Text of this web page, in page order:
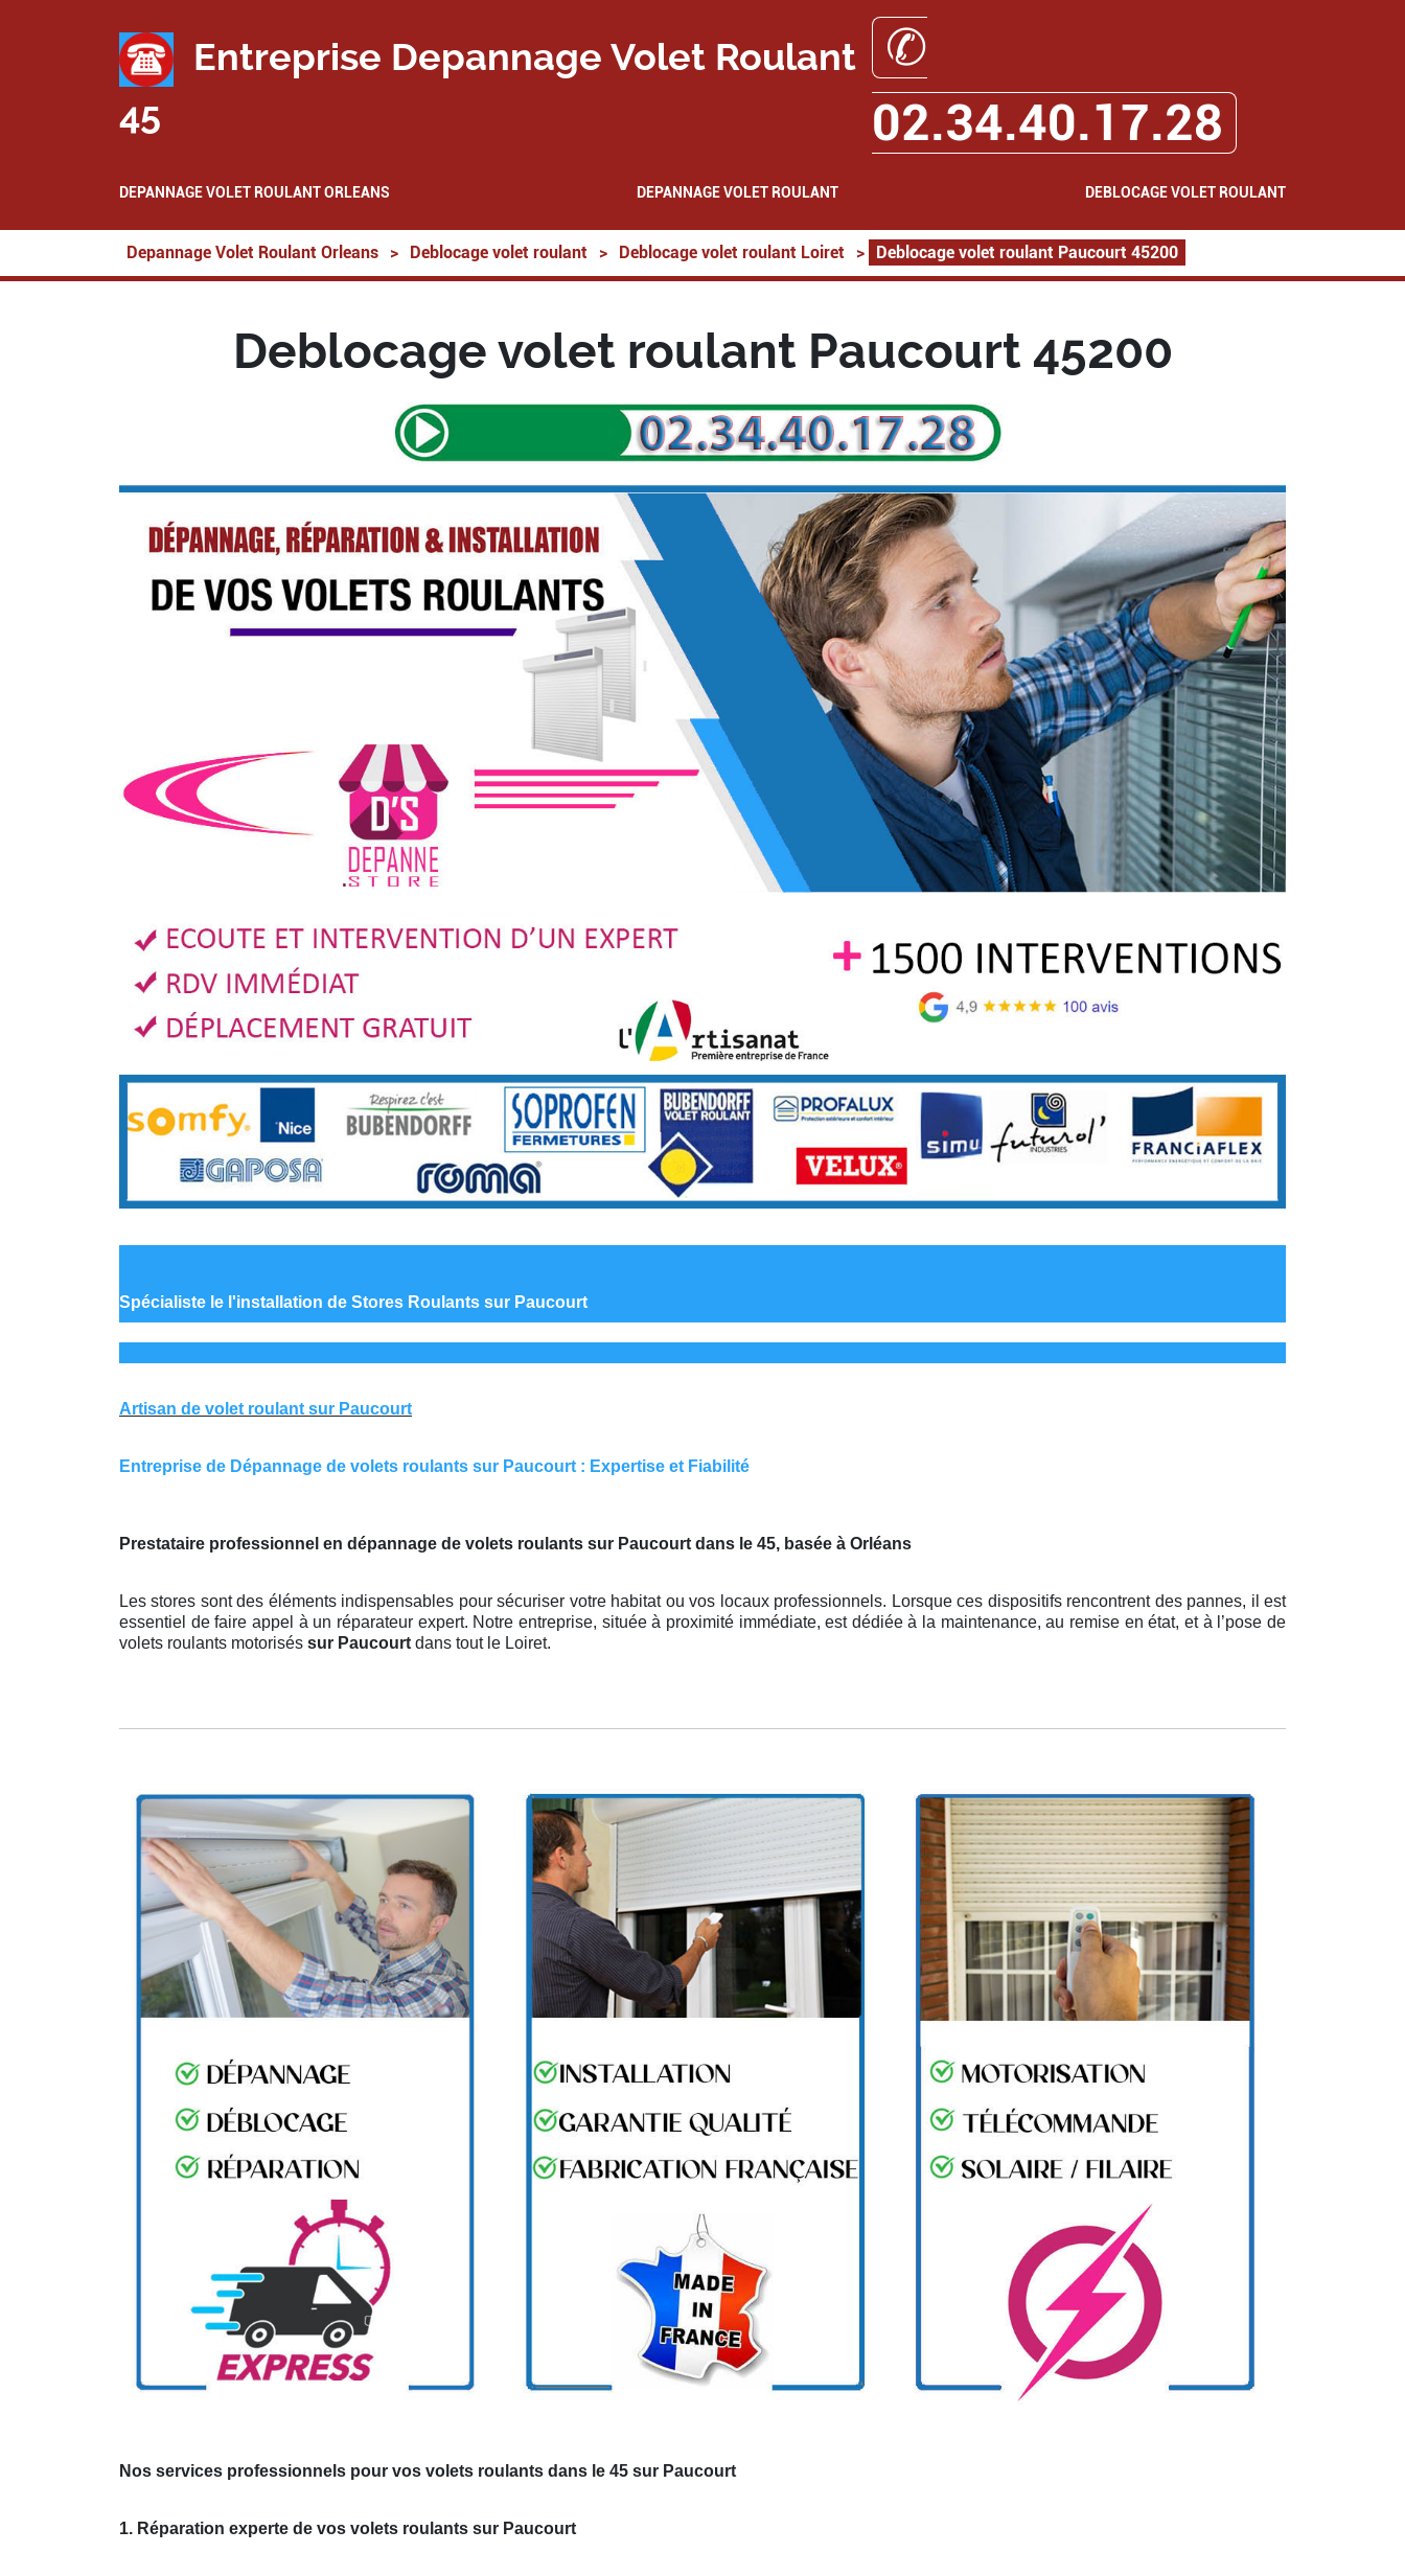
Entreprise Depannage Volet Roulant
45
✆
02.34.40.17.28
DEPANNAGE VOLET ROULANT ORLEANS DEPANNAGE VOLET ROULANT DEBLOCAGE VOLET ROULANT
Depannage Volet Roulant Orleans > Deblocage volet roulant > Deblocage volet roulant Loiret > Deblocage volet roulant Paucourt 45200
Deblocage volet roulant Paucourt 45200
Spécialiste le l'installation de Stores Roulants sur Paucourt
Artisan de volet roulant sur Paucourt
Entreprise de Dépannage de volets roulants sur Paucourt : Expertise et Fiabilité
Prestataire professionnel en dépannage de volets roulants sur Paucourt dans le 45, basée à Orléans
Les stores sont des éléments indispensables pour sécuriser votre habitat ou vos locaux professionnels. Lorsque ces dispositifs rencontrent des pannes, il est
essentiel de faire appel à un réparateur expert. Notre entreprise, située à proximité immédiate, est dédiée à la maintenance, au remise en état, et à l’pose de
volets roulants motorisés sur Paucourt dans tout le Loiret.
Nos services professionnels pour vos volets roulants dans le 45 sur Paucourt
1. Réparation experte de vos volets roulants sur Paucourt